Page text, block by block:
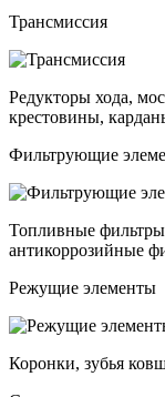
Трансмиссия
Редукторы хода,
крестовины,
Фильтрующие
Топливные
антикоррозийные
Режущие элементы
Коронки, зубья